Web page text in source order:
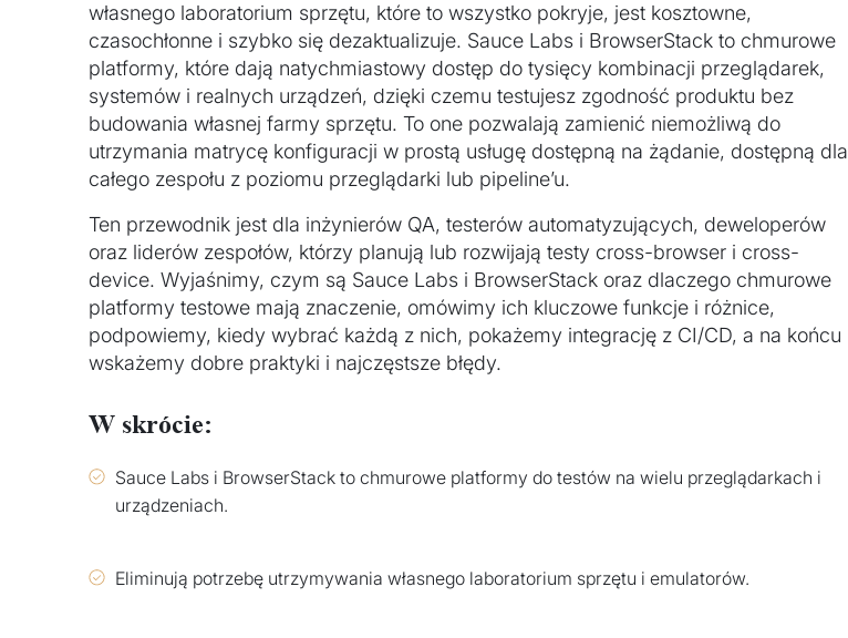
własnego laboratorium sprzętu, które to wszystko pokryje, jest kosztowne,
czasochłonne i szybko się dezaktualizuje. Sauce Labs i BrowserStack to chmurowe
platformy, które dają natychmiastowy dostęp do tysięcy kombinacji przeglądarek,
systemów i realnych urządzeń, dzięki czemu testujesz zgodność produktu bez
budowania własnej farmy sprzętu. To one pozwalają zamienić niemożliwą do
utrzymania matrycę konfiguracji w prostą usługę dostępną na żądanie, dostępną dla
całego zespołu z poziomu przeglądarki lub pipeline’u.
Ten przewodnik jest dla inżynierów QA, testerów automatyzujących, deweloperów
oraz liderów zespołów, którzy planują lub rozwijają testy cross-browser i cross-
device. Wyjaśnimy, czym są Sauce Labs i BrowserStack oraz dlaczego chmurowe
platformy testowe mają znaczenie, omówimy ich kluczowe funkcje i różnice,
podpowiemy, kiedy wybrać każdą z nich, pokażemy integrację z CI/CD, a na końcu
wskażemy dobre praktyki i najczęstsze błędy.
W skrócie:
Sauce Labs i BrowserStack to chmurowe platformy do testów na wielu przeglądarkach i
urządzeniach.
Eliminują potrzebę utrzymywania własnego laboratorium sprzętu i emulatorów.